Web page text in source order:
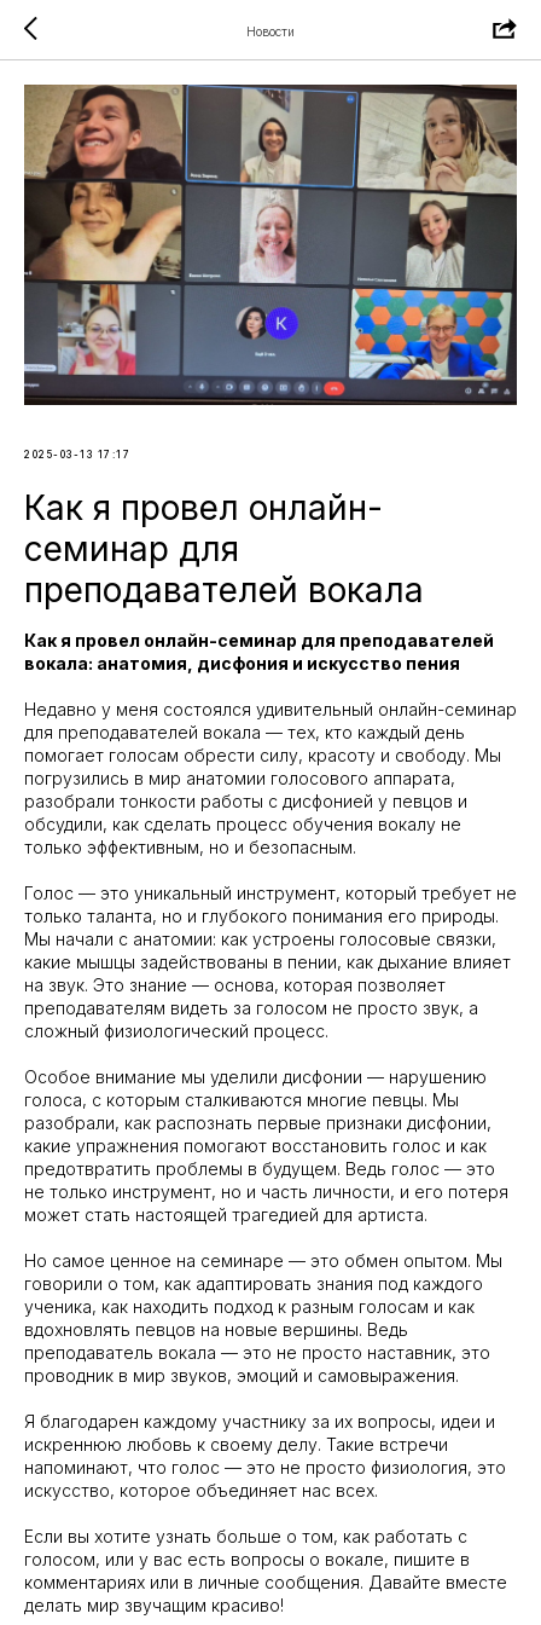
Новости
2025-03-13 17:17
Как я провел онлайн-
семинар для
преподавателей вокала
Как я провел онлайн-семинар для преподавателей
вокала: анатомия, дисфония и искусство пения
Недавно у меня состоялся удивительный онлайн-семинар
для преподавателей вокала — тех, кто каждый день
помогает голосам обрести силу, красоту и свободу. Мы
погрузились в мир анатомии голосового аппарата,
разобрали тонкости работы с дисфонией у певцов и
обсудили, как сделать процесс обучения вокалу не
только эффективным, но и безопасным.
Голос — это уникальный инструмент, который требует не
только таланта, но и глубокого понимания его природы.
Мы начали с анатомии: как устроены голосовые связки,
какие мышцы задействованы в пении, как дыхание влияет
на звук. Это знание — основа, которая позволяет
преподавателям видеть за голосом не просто звук, а
сложный физиологический процесс.
Особое внимание мы уделили дисфонии — нарушению
голоса, с которым сталкиваются многие певцы. Мы
разобрали, как распознать первые признаки дисфонии,
какие упражнения помогают восстановить голос и как
предотвратить проблемы в будущем. Ведь голос — это
не только инструмент, но и часть личности, и его потеря
может стать настоящей трагедией для артиста.
Но самое ценное на семинаре — это обмен опытом. Мы
говорили о том, как адаптировать знания под каждого
ученика, как находить подход к разным голосам и как
вдохновлять певцов на новые вершины. Ведь
преподаватель вокала — это не просто наставник, это
проводник в мир звуков, эмоций и самовыражения.
Я благодарен каждому участнику за их вопросы, идеи и
искреннюю любовь к своему делу. Такие встречи
напоминают, что голос — это не просто физиология, это
искусство, которое объединяет нас всех.
Если вы хотите узнать больше о том, как работать с
голосом, или у вас есть вопросы о вокале, пишите в
комментариях или в личные сообщения. Давайте вместе
делать мир звучащим красиво!